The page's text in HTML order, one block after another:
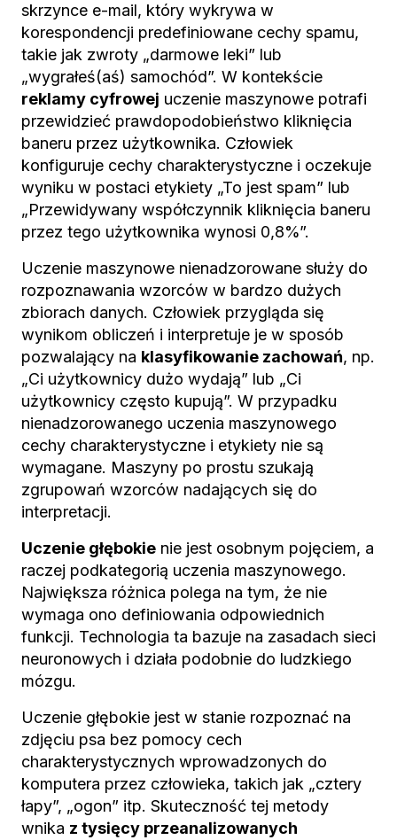
skrzynce e-mail, który wykrywa w
korespondencji predefiniowane cechy spamu,
takie jak zwroty „darmowe leki” lub
„wygrałeś(aś) samochód”. W kontekście
reklamy cyfrowej uczenie maszynowe potrafi
przewidzieć prawdopodobieństwo kliknięcia
baneru przez użytkownika. Człowiek
konfiguruje cechy charakterystyczne i oczekuje
wyniku w postaci etykiety „To jest spam” lub
„Przewidywany współczynnik kliknięcia baneru
przez tego użytkownika wynosi 0,8%”.
Uczenie maszynowe nienadzorowane służy do
rozpoznawania wzorców w bardzo dużych
zbiorach danych. Człowiek przygląda się
wynikom obliczeń i interpretuje je w sposób
pozwalający na klasyfikowanie zachowań, np.
„Ci użytkownicy dużo wydają” lub „Ci
użytkownicy często kupują”. W przypadku
nienadzorowanego uczenia maszynowego
cechy charakterystyczne i etykiety nie są
wymagane. Maszyny po prostu szukają
zgrupowań wzorców nadających się do
interpretacji.
Uczenie głębokie nie jest osobnym pojęciem, a
raczej podkategorią uczenia maszynowego.
Największa różnica polega na tym, że nie
wymaga ono definiowania odpowiednich
funkcji. Technologia ta bazuje na zasadach sieci
neuronowych i działa podobnie do ludzkiego
mózgu.
Uczenie głębokie jest w stanie rozpoznać na
zdjęciu psa bez pomocy cech
charakterystycznych wprowadzonych do
komputera przez człowieka, takich jak „cztery
łapy”, „ogon” itp. Skuteczność tej metody
wnika z tysięcy przeanalizowanych